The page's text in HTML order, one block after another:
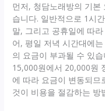
먼저, 청담노래방의 기
습니다. 일반적으로 1시
말, 그리고 공휴일에 따
어, 평일 저녁 시간대에
의 요금이 부과될 수 있
15,000원에서 20,000원
에 따라 요금이 변동되므
것이 비용을 절감하는 방